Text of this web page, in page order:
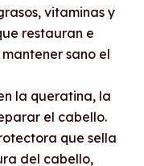
vitaminas y
restauran e
sano el
la queratina, la
el cabello.
que sella
del cabello,